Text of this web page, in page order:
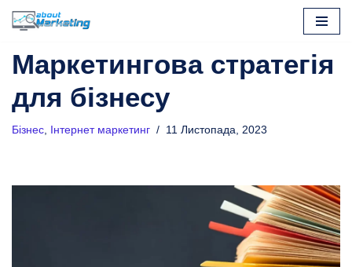
до
Маркетингова стратегія
для бізнесу
Бізнес, Інтернет маркетинг 11 Листопада, 2023